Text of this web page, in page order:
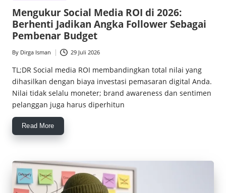
Mengukur Social Media ROI di 2026:
Berhenti Jadikan Angka Follower Sebagai
Pembenar Budget
Posted
by
By Dirga Isman 29 Juli 2026
TL;DR Social media ROI membandingkan total nilai yang
dihasilkan dengan biaya investasi pemasaran digital Anda.
Nilai tidak selalu moneter; brand awareness dan sentimen
pelanggan juga harus diperhitun
Read More